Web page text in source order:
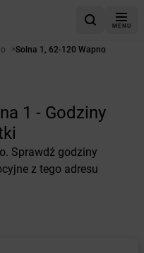
MENU
>Solna 1, 62-120 Wapno
1 - Godziny
Sprawdź godziny
z tego adresu